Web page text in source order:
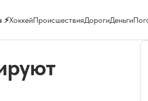
⚡ХоккейПроисшествияДорогиДеньги